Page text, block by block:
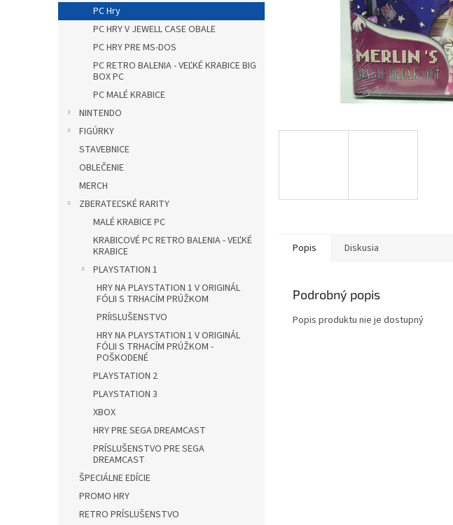
PC Hry
PC HRY V JEWELL CASE OBALE
PC HRY PRE MS-DOS
PC RETRO BALENIA - VEĽKÉ KRABICE BIG
BOX PC
PC MALÉ KRABICE
NINTENDO
FIGÚRKY
STAVEBNICE
OBLEČENIE
MERCH
ZBERATEĽSKÉ RARITY
MALÉ KRABICE PC
KRABICOVÉ PC RETRO BALENIA - VEĽKÉ
KRABICE
PLAYSTATION 1
HRY NA PLAYSTATION 1 V ORIGINÁL
FÓLII S TRHACÍM PRÚŽKOM
PRÍISLUŠENSTVO
HRY NA PLAYSTATION 1 V ORIGINÁL
FÓLII S TRHACÍM PRÚŽKOM -
POŠKODENÉ
PLAYSTATION 2
PLAYSTATION 3
XBOX
HRY PRE SEGA DREAMCAST
PRÍSLUŠENSTVO PRE SEGA
DREAMCAST
ŠPECIÁLNE EDÍCIE
PROMO HRY
RETRO PRÍSLUŠENSTVO
Popis Diskusia
Podrobný popis
Popis produktu nie je dostupný